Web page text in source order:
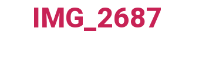
IMG_2687